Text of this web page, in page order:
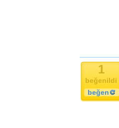
1
beğenildi
beğen